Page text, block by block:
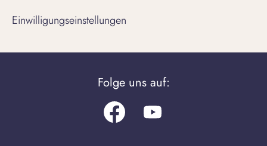
Einwilligungseinstellungen
Folge uns auf:
FacebookYoutube.com